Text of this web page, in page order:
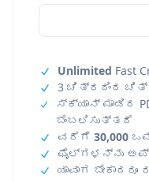
Unlimited Fast
3 ಚಿತ್ರದಿಂದ
ಸ್ಕ್ಯಾನ್ ಮಾಡಿದ
ಬೆಂಬಲಿಸುತ್ತದೆ
ವರೆಗೆ 30,000
ಫೈಲ್‌ಗಳನ್ನು
ಯಾವಾಗ ಬೇಕಾದರೂ